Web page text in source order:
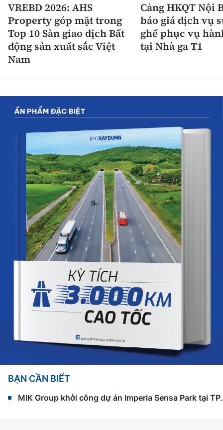
VREBD 2026: AHS
Property góp mặt trong
Top 10 Sàn giao dịch Bất
động sản xuất sắc Việt
Nam
Cảng HKQT Nội
báo giá dịch vụ
ghế phục vụ
tại Nhà ga T1
BẠN CẦN BIẾT
MIK Group khởi công dự án Imperia Sensa Park tại